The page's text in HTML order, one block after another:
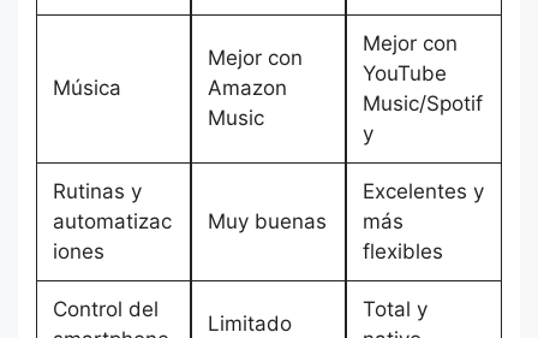
Música
Mejor con
Amazon
Music
Mejor con
YouTube
Music/Spotif
y
Rutinas y
automatizac
iones
Muy buenas
Excelentes y
más
flexibles
Control del
Limitado
Total y